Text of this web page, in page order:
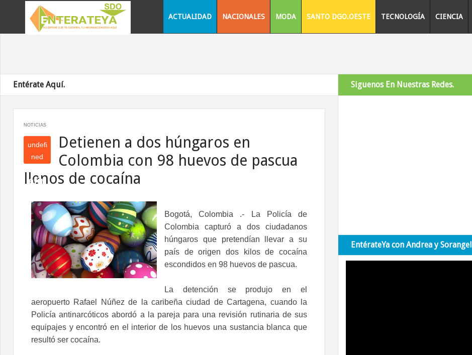
ACTUALIDAD NACIONALES MODA SANTO DGO.OESTE TECNOLOGÍA CIENCIA
Entérate Aquí.
NOTICIAS
undefi
ned
efin
Detienen a dos húngaros en
Colombia con 98 huevos de pascua
llenos de cocaína
Bogotá, Colombia .- La Policía de
Colombia capturó a dos ciudadanos
húngaros que pretendían llevar a su
país de origen dos kilos de cocaína
escondidos en 98 huevos de pascua.
La detención se produjo en el
aeropuerto Rafael Núñez de la caribeña ciudad de Cartagena, cuando la
Policía antinarcóticos abordó a la pareja para una revisión rutinaria de sus
equipajes y encontró en el interior de los huevos una sustancia blanca que
resultó ser cocaína.
Siguenos En Nuestras Redes.
EntérateYa con Andrea y Sorangel